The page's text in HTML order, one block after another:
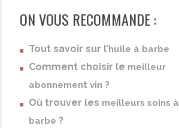
ON VOUS RECOMMANDE :
Tout savoir sur l’ huile à barbe
Comment choisir le meilleur
abonnement vin ?
Où trouver les meilleurs soins à
barbe ?